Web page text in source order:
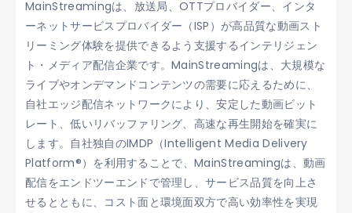
MainStreamingは、放送局、OTTプロバイダー、インタ
ーネットサービスプロバイダー（ISP）が高品質な動画スト
リーミング体験を提供できるよう支援するインテリジェン
ト・メディア配信企業です。MainStreamingは、大規模な
ライブやオンデマンドコンテンツの需要に応えるために、
自社エッジ配信ネットワークにより、安定した動画ビット
レート、低いリバッファリング、高速な再生開始を確実に
します。自社独自のIMDP（Intelligent Media Delivery
Platform®）を利用することで、MainStreamingは、動画
配信をエンドツーエンドで管理し、サービス品質を向上さ
せるとともに、コスト面と環境面双方で高い効率性を実現